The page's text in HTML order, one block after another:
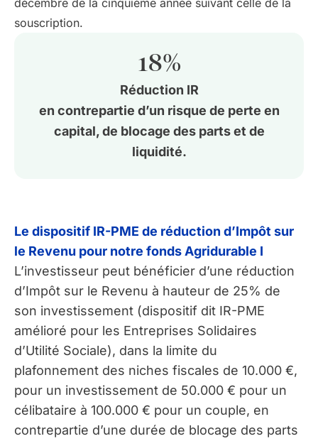
souscription.
18%
Réduction IR
en contrepartie d’un risque de perte en
capital, de blocage des parts et de
liquidité.
Le dispositif IR-PME de réduction d’Impôt sur
le Revenu pour notre fonds Agridurable I
L’investisseur peut bénéficier d’une réduction
d’Impôt sur le Revenu à hauteur de 25% de
son investissement (dispositif dit IR-PME
amélioré pour les Entreprises Solidaires
d’Utilité Sociale), dans la limite du
plafonnement des niches fiscales de 10.000 €,
pour un investissement de 50.000 € pour un
célibataire à 100.000 € pour un couple, en
contrepartie d’une durée de blocage des parts